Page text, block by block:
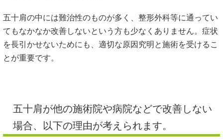
五十肩の中には難治性のものが多く、整形外科等に通ってい
てもなかなか改善しないという方も少なくありません。症状
を長引かせないためにも、適切な原因究明と施術を受けるこ
とが重要です。
五十肩が他の施術院や病院などで改善しない
場合、以下の理由が考えられます。